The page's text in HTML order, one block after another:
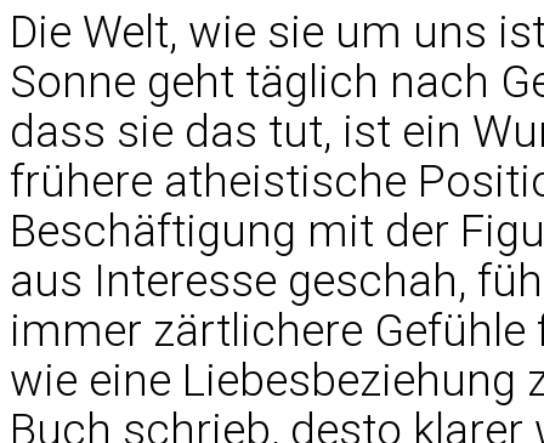
Die Welt, wie sie um uns
Sonne geht täglich nach
dass sie das tut, ist ein
frühere atheistische
Beschäftigung mit der
aus Interesse geschah,
immer zärtlichere
wie eine Liebesbeziehung
Buch schrieb, desto